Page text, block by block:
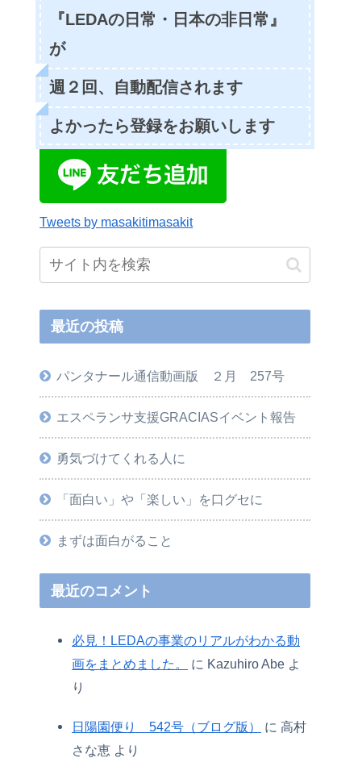
『LEDAの日常・日本の非日常』
が
週２回、自動配信されます
よかったら登録をお願いします
Tweets by masakitimasakit
最近の投稿
パンタナール通信動画版 ２月 257号
エスペランサ支援GRACIASイベント報告
勇気づけてくれる人に
「面白い」や「楽しい」を口グセに
まずは面白がること
最近のコメント
必見！LEDAの事業のリアルがわかる動
画をまとめました。
に Kazuhiro Abe よ
り
日陽園便り 542号（ブログ版） に 高村
さな恵 より